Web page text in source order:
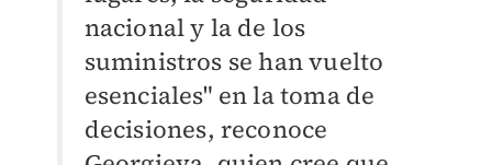
nacional y la de los
suministros se han vuelto
esenciales" en la toma de
decisiones, reconoce